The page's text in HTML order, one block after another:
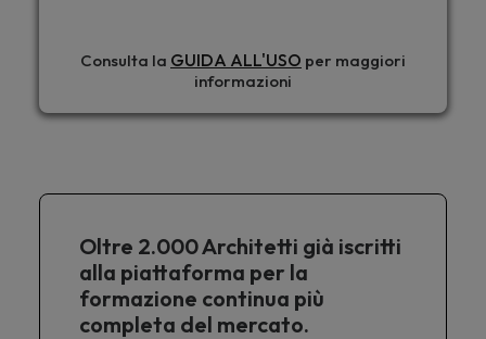
Consulta la GUIDA ALL'USO per maggiori
informazioni
Oltre 2.000 Architetti già iscritti
alla piattaforma per la
formazione continua più
completa del mercato.